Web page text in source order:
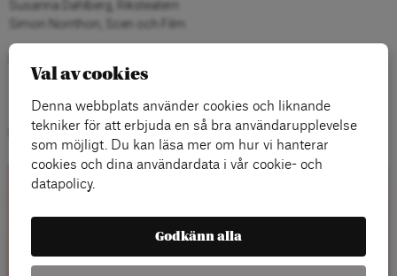
Susanna Dahlberg, Riksteatern
Simon Norrthon, Scen och Film
Samtalet arrangeras påFolk och Kulturi Eskilstuna.
Rapporter
Val av cookies
Denna webbplats använder cookies och liknande
tekniker för att erbjuda en så bra användarupplevelse
som möjligt. Du kan läsa mer om hur vi hanterar
cookies och dina användardata i vår cookie- och
datapolicy.
Godkänn alla